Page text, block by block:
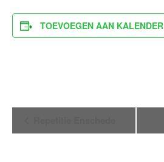
TOEVOEGEN AAN KALENDER
Navigatie